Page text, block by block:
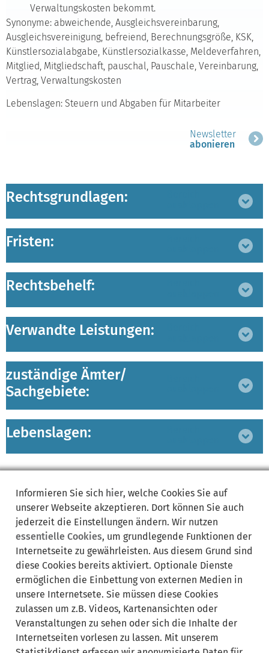
Verwaltungskosten bekommt.
Synonyme: abweichende, Ausgleichsvereinbarung,
Ausgleichsvereinigung, befreiend, Berechnungsgröße, KSK,
Künstlersozialabgabe, Künstlersozialkasse, Meldeverfahren,
Mitglied, Mitgliedschaft, pauschal, Pauschale, Vereinbarung,
Vertrag, Verwaltungskosten
Lebenslagen: Steuern und Abgaben für Mitarbeiter
Newsletter
abonieren
Rechtsgrundlagen:
Fristen:
Rechtsbehelf:
Verwandte Leistungen:
zuständige Ämter/
Sachgebiete:
Lebenslagen:
Synonyme:
abweichendeAusgleichsvereinbarung
AusgleichsvereinigungbefreiendBerechnungsgröße KSK
Künstlersozialabgabe KünstlersozialkasseMeldeverfahren
MitgliedMitgliedschaft pauschalPauschaleVereinbarung
VertragVerwaltungskosten
Informieren Sie sich hier, welche Cookies Sie auf
unserer Webseite akzeptieren. Dort können Sie auch
jederzeit die Einstellungen ändern. Wir nutzen
essentielle Cookies, um grundlegende Funktionen der
Internetseite zu gewährleisten. Aus diesem Grund sind
diese Cookies bereits aktiviert. Optionale Dienste
ermöglichen die Einbettung von externen Medien in
unsere Internetsete. Sie müssen diese Cookies
zulassen um z.B. Videos, Kartenansichten oder
Veranstaltungen zu sehen oder sich die Inhalte der
Internetseiten vorlesen zu lassen. Mit unserem